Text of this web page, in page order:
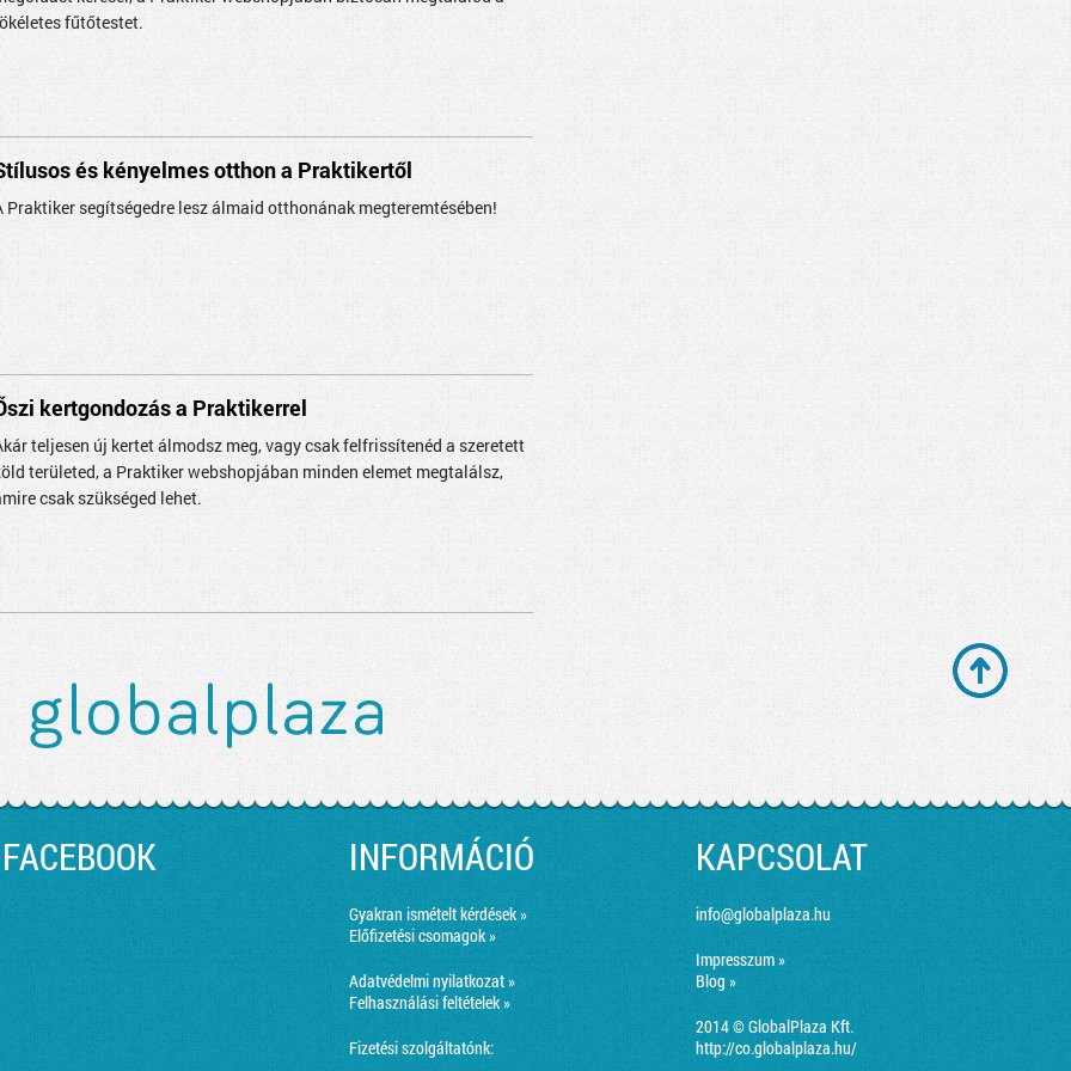
fűtőtestet.
és kényelmes otthon a Praktikertől
Praktiker segítségedre lesz álmaid otthonának megteremtésében!
kertgondozás a Praktikerrel
teljesen új kertet álmodsz meg, vagy csak felfrissítenéd a szeretett
területed, a Praktiker webshopjában minden elemet megtalálsz,
csak szükséged lehet.
FACEBOOK INFORMÁCIÓ
Gyakran ismételt kérdések »
Előfizetési csomagok »
Adatvédelmi nyilatkozat »
Felhasználási feltételek »
Fizetési szolgáltatónk:
KAPCSOLAT
info@globalplaza.hu
Impresszum »
Blog »
2014 © GlobalPlaza Kft.
http://co.globalplaza.hu/